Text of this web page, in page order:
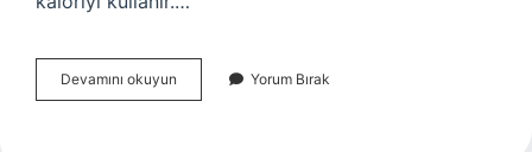
Devamını okuyun
Kalori
Yorum Bırak